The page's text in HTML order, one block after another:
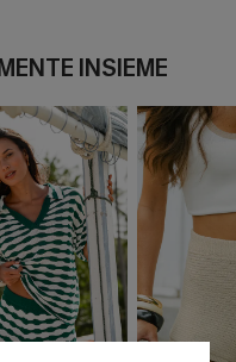
INSIEME